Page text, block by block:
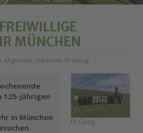
MÜNCHEN
Allgemein Startseite FF Geng
jährigen
in München
FF Geng